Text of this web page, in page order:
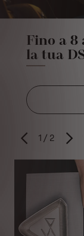
Fino a
la tua
PREVIOUS
1 / 2